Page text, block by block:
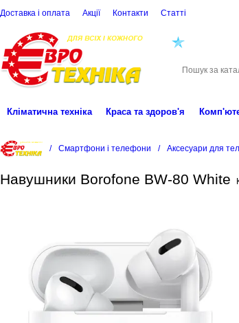
Доставка і оплата Акції Контакти Статті
Кліматична техніка Краса та здоров'я
/ Смартфони і телефони / Аксесуари для
Навушники Borofone BW-80 White